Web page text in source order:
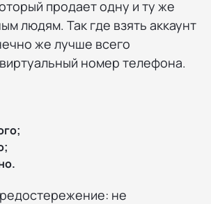
продает одну и ту же
людям. Так где взять аккаунт
же лучше всего
номер телефона.
не